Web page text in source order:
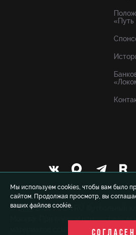
Мы используем cookies, чтобы вам было
сайтом. Продолжая просмотр, вы
ваших файлов cookie.
«Путь
© 1999-2026 FCLM.RU Футбольный
Москва. При полном или частичном
материалов ссылка на